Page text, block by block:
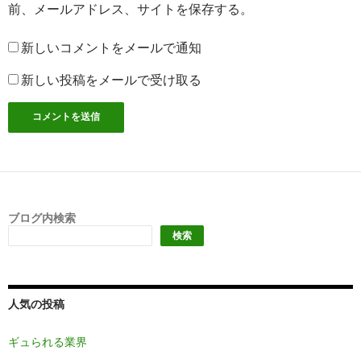
前、メールアドレス、サイトを保存する。
新しいコメントをメールで通知
新しい投稿をメールで受け取る
ブログ内検索
検索
人気の投稿
ギュられる業界